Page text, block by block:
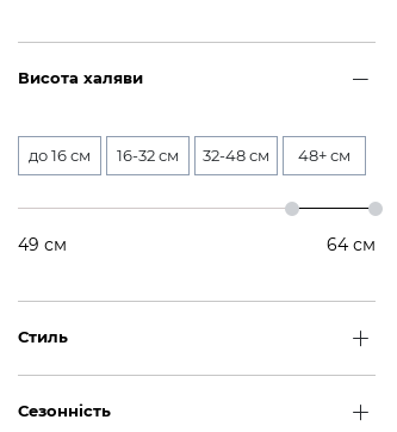
Висота халяви
до 16 см 16-32 см 32-48 см 48+ см
49 см 64 см
Стиль
Сезонність